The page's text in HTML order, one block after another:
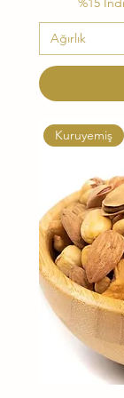
Ağırlık
Kuruyemiş